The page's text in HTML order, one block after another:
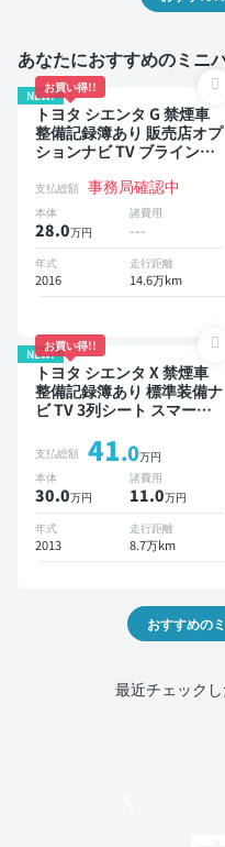
あなたにおすすめのミニ
NEW!
お買い得!!
トヨタ シエンタ G 禁煙車
整備記録簿あり 販売店オプ
ションナビ TV ブラインド
ト スマートキー バックモ
ニター ドライブレコーダー
衝突軽減 両側電動スライド
ドア 7人乗り
支払総額 事務局確認中
本体
28.0万円
諸費用
---
年式
2016
走行距離
14.6万km
NEW!
お買い得!!
トヨタ シエンタ X 禁煙車
整備記録簿あり 標準装備ナ
ビ TV 3列シート スマート
り
支払総額 41.0万円
本体
30.0万円
諸費用
11.0万円
年式
2013
走行距離
8.7万km
おすすめの
最近チェック